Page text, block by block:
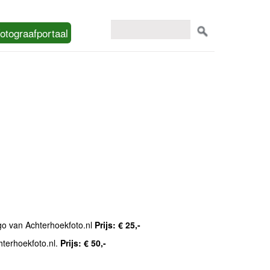
van Achterhoekfoto.nl Prijs: € 25,-
Prijs: € 50,-